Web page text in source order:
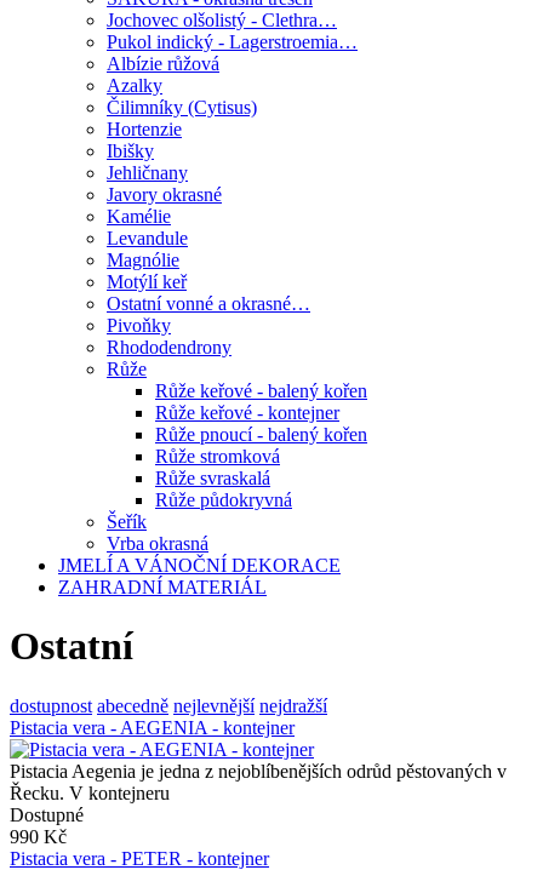
Jochovec olšolistý - Clethra…
Pukol indický - Lagerstroemia…
Albízie růžová
Azalky
Čilimníky (Cytisus)
Hortenzie
Ibišky
Jehličnany
Javory okrasné
Kamélie
Levandule
Magnólie
Motýlí keř
Ostatní vonné a okrasné…
Pivoňky
Rhododendrony
Růže
Růže keřové - balený kořen
Růže keřové - kontejner
Růže pnoucí - balený kořen
Růže stromková
Růže svraskalá
Růže půdokryvná
Šeřík
Vrba okrasná
JMELÍ A VÁNOČNÍ DEKORACE
ZAHRADNÍ MATERIÁL
Ostatní
dostupnost abecedně nejlevnější nejdražší
Pistacia vera - AEGENIA - kontejner
Pistacia Aegenia je jedna z nejoblíbenějších odrůd pěstovaných v
Řecku. V kontejneru
Dostupné
990 Kč
Pistacia vera - PETER - kontejner